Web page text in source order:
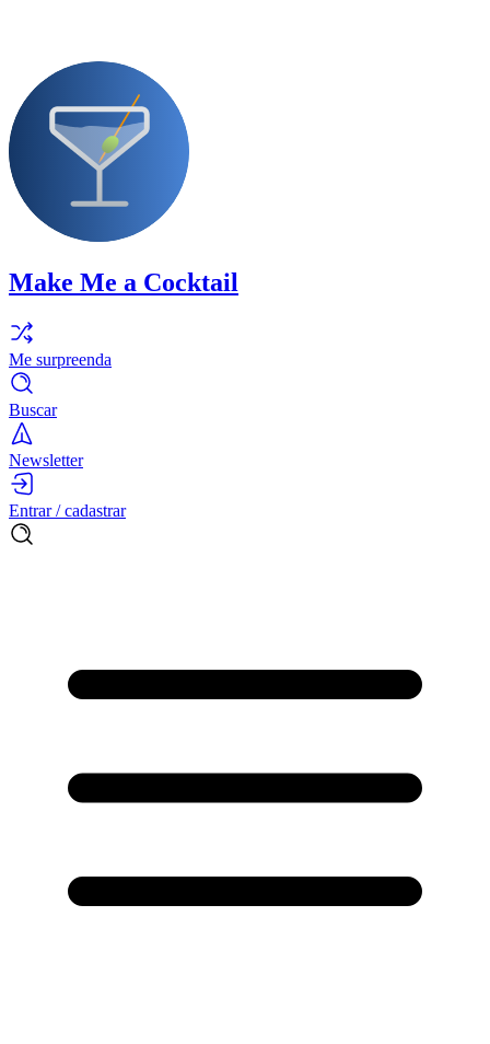
Make Me a Cocktail
Me surpreenda
Buscar
Newsletter
Entrar / cadastrar